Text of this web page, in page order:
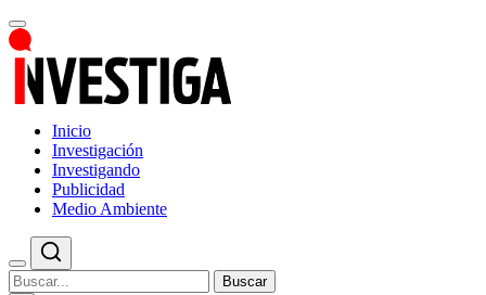
Inicio
Investigación
Investigando
Publicidad
Medio Ambiente
Buscar